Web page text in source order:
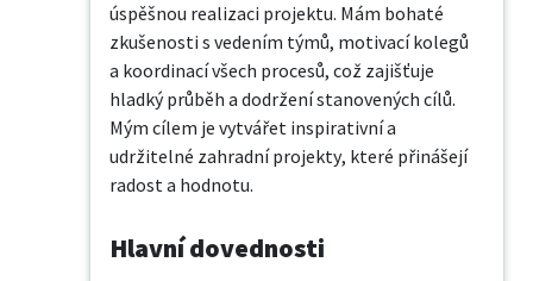
úspěšnou realizaci projektu. Mám bohaté
zkušenosti s vedením týmů, motivací kolegů
a koordinací všech procesů, což zajišťuje
hladký průběh a dodržení stanovených cílů.
Mým cílem je vytvářet inspirativní a
udržitelné zahradní projekty, které přinášejí
radost a hodnotu.
Hlavní dovednosti